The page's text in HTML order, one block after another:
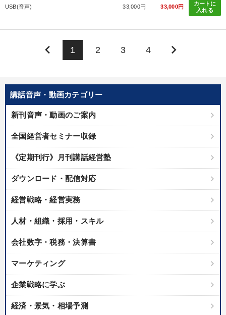
講話音声・動画カテゴリー
新刊音声・動画のご案内
全国経営者セミナー収録
《定期刊行》月刊講話経営塾
ダウンロード・配信対応
経営戦略・経営実務
人材・組織・採用・スキル
会社数字・税務・決算書
マーケティング
企業戦略に学ぶ
経済・景気・相場予測
USB(音声) 33,000円 33,000円
カートに
入れる
keyboard_arrow_left 1 2 3 4 keyboard_arrow_right